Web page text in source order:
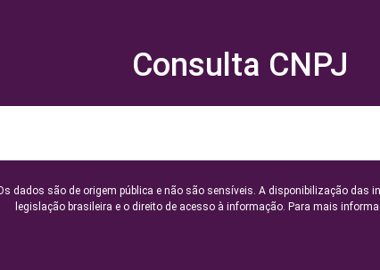
Consulta CNPJ
dados são de origem pública e não são sensíveis. A disponibilização das
legislação brasileira e o direito de acesso à informação. Para mais